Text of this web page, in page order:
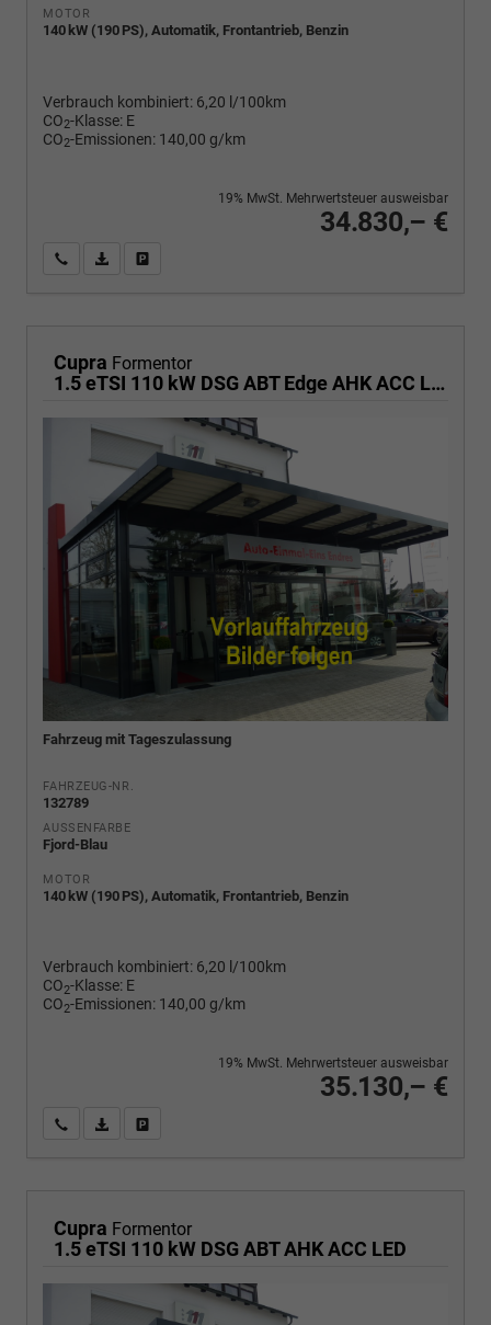
MOTOR
140 kW (190 PS), Automatik, Frontantrieb, Benzin
Verbrauch kombiniert: 6,20 l/100km
CO2-Klasse: E
CO2-Emissionen: 140,00 g/km
34.830,– €
19% MwSt. Mehrwertsteuer ausweisbar
Wir rufen Sie anPDF-Fahrzeugexposé drucken
Cupra Formentor
1.5 eTSI 110 kW DSG ABT Edge AHK ACC LED
Fahrzeug mit Tageszulassung
FAHRZEUG-NR.
132789
AUSSENFARBE
Fjord-Blau
MOTOR
140 kW (190 PS), Automatik, Frontantrieb, Benzin
Verbrauch kombiniert: 6,20 l/100km
CO2-Klasse: E
CO2-Emissionen: 140,00 g/km
35.130,– €
19% MwSt. Mehrwertsteuer ausweisbar
Wir rufen Sie anPDF-Fahrzeugexposé drucken
Cupra Formentor
1.5 eTSI 110 kW DSG ABT AHK ACC LED